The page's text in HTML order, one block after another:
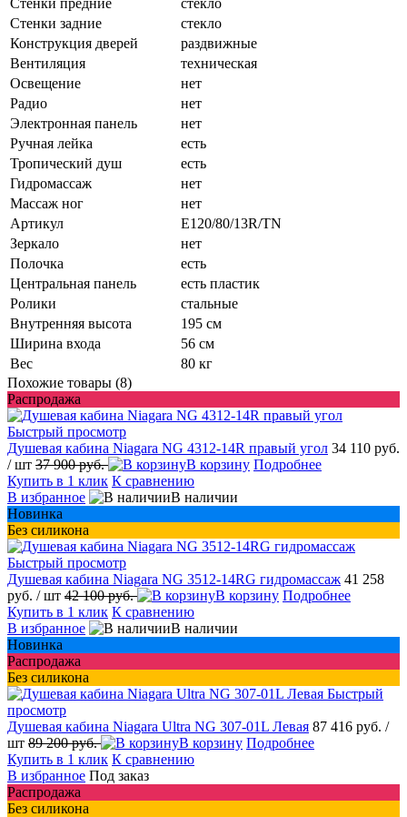
Стенки задние
стекло
Конструкция дверей
раздвижные
Вентиляция
техническая
Освещение
нет
Радио
нет
Электронная панель
нет
Ручная лейка
есть
Тропический душ
есть
Гидромассаж
нет
Массаж ног
нет
Артикул
E120/80/13R/TN
Зеркало
нет
Полочка
есть
Центральная панель
есть пластик
Ролики
стальные
Внутренняя высота
195 см
Ширина входа
56 см
Вес
80 кг
Похожие товары (8)
Распродажа
Быстрый просмотр
Душевая кабина Niagara NG 4312-14R правый угол 34 110 руб.
/ шт 37 900 руб. В корзину Подробнее
Купить в 1 клик К сравнению
В избранное
В наличии
Новинка
Без силикона
Быстрый просмотр
Душевая кабина Niagara NG 3512-14RG гидромассаж 41 258
руб. / шт 42 100 руб. В корзину Подробнее
Купить в 1 клик К сравнению
В избранное
В наличии
Новинка
Распродажа
Без силикона
Быстрый
просмотр
Душевая кабина Niagara Ultra NG 307-01L Левая 87 416 руб. /
шт 89 200 руб. В корзину Подробнее
Купить в 1 клик К сравнению
В избранное Под заказ
Распродажа
Без силикона